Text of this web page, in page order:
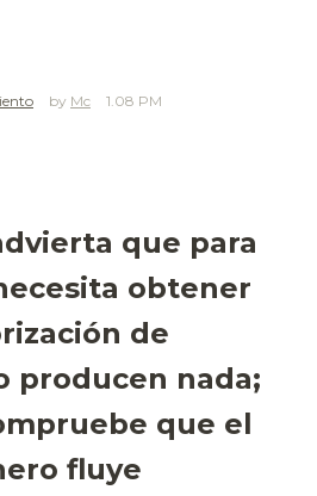
Mc 1.08 PM
que para
obtener
de
producen nada;
que el
fluye